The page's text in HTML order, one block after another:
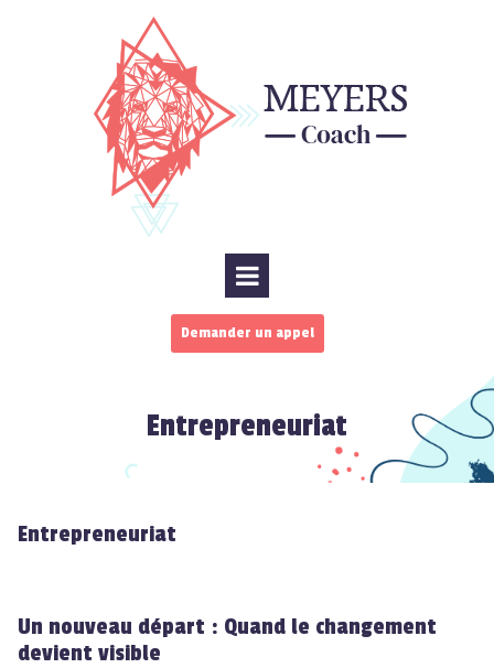
Demander un appel
Entrepreneuriat
Entrepreneuriat
Un nouveau départ : Quand le changement
devient visible